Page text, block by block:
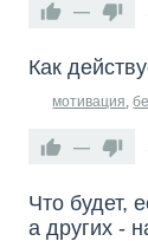
—
Как
мотивация,
—
Что будет,
а других -